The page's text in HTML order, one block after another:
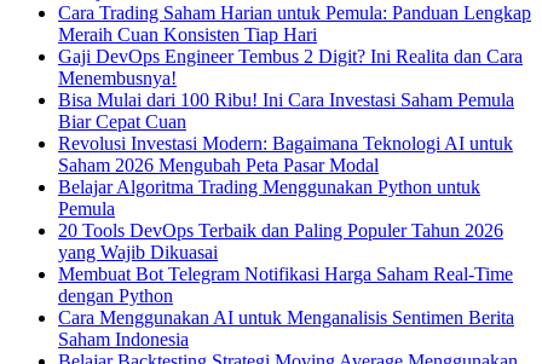
Cara Trading Saham Harian untuk Pemula: Panduan Lengkap
Meraih Cuan Konsisten Tiap Hari
Gaji DevOps Engineer Tembus 2 Digit? Ini Realita dan Cara
Menembusnya!
Bisa Mulai dari 100 Ribu! Ini Cara Investasi Saham Pemula
Biar Cepat Cuan
Revolusi Investasi Modern: Bagaimana Teknologi AI untuk
Saham 2026 Mengubah Peta Pasar Modal
Belajar Algoritma Trading Menggunakan Python untuk
Pemula
20 Tools DevOps Terbaik dan Paling Populer Tahun 2026
yang Wajib Dikuasai
Membuat Bot Telegram Notifikasi Harga Saham Real-Time
dengan Python
Cara Menggunakan AI untuk Menganalisis Sentimen Berita
Saham Indonesia